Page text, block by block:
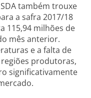
também trouxe
a safra 2017/18
115,94 milhões de
mês anterior.
e a falta de
produtoras,
significativamente